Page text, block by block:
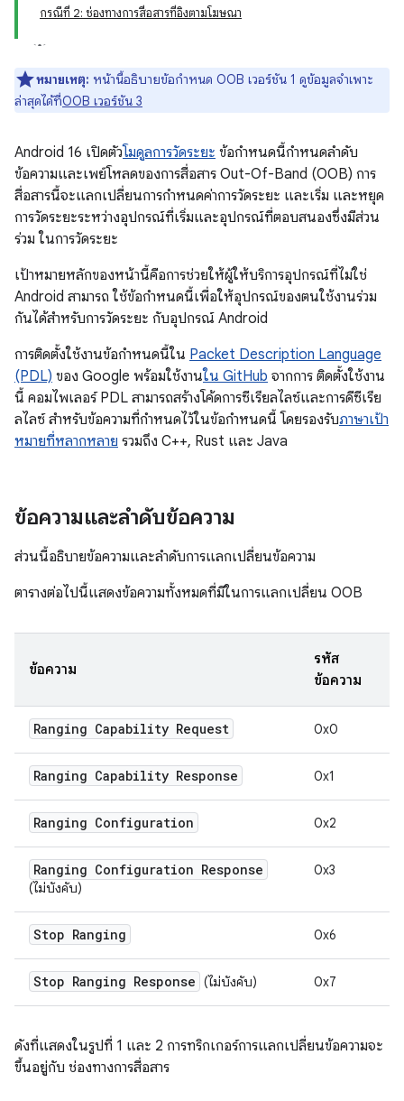
กรณีที่ 2: ช่องทางการสื่อสารที่อิงตามโฆษณา
หมายเหตุ: หน้านี้อธิบายข้อกำหนด OOB เวอร์ชัน 1 ดูข้อมูลจำเพาะ
ล่าสุดได้ที่OOB เวอร์ชัน 3
Android 16 เปิดตัวโมดูลการวัดระยะ ข้อกำหนดนี้กำหนดลำดับ
ข้อความและเพย์โหลดของการสื่อสาร Out-Of-Band (OOB) การ
สื่อสารนี้จะแลกเปลี่ยนการกำหนดค่าการวัดระยะ และเริ่ม และหยุด
การวัดระยะระหว่างอุปกรณ์ที่เริ่มและอุปกรณ์ที่ตอบสนองซึ่งมีส่วน
ร่วม ในการวัดระยะ
เป้าหมายหลักของหน้านี้คือการช่วยให้ผู้ให้บริการอุปกรณ์ที่ไม่ใช่
Android สามารถ ใช้ข้อกำหนดนี้เพื่อให้อุปกรณ์ของตนใช้งานร่วม
กันได้สำหรับการวัดระยะ กับอุปกรณ์ Android
การติดตั้งใช้งานข้อกำหนดนี้ใน Packet Description Language
(PDL) ของ Google พร้อมใช้งานใน GitHub จากการ ติดตั้งใช้งาน
นี้ คอมไพเลอร์ PDL สามารถสร้างโค้ดการซีเรียลไลซ์และการดีซีเรีย
ลไลซ์ สำหรับข้อความที่กำหนดไว้ในข้อกำหนดนี้ โดยรองรับภาษาเป้า
หมายที่หลากหลาย รวมถึง C++, Rust และ Java
ข้อความและลำดับข้อความ
ส่วนนี้อธิบายข้อความและลำดับการแลกเปลี่ยนข้อความ
ตารางต่อไปนี้แสดงข้อความทั้งหมดที่มีในการแลกเปลี่ยน OOB
ข้อความ
รหัส
ข้อความ
Ranging Capability Request 0x0
Ranging Capability Response 0x1
Ranging Configuration 0x2
Ranging Configuration Response
(ไม่บังคับ)
0x3
Stop Ranging 0x6
Stop Ranging Response (ไม่บังคับ) 0x7
ดังที่แสดงในรูปที่ 1 และ 2 การทริกเกอร์การแลกเปลี่ยนข้อความจะ
ขึ้นอยู่กับ ช่องทางการสื่อสาร